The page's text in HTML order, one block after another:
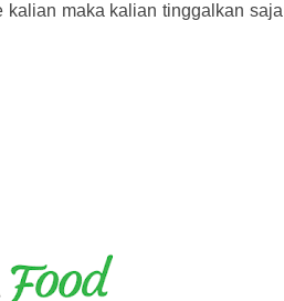
kalian maka kalian tinggalkan saja